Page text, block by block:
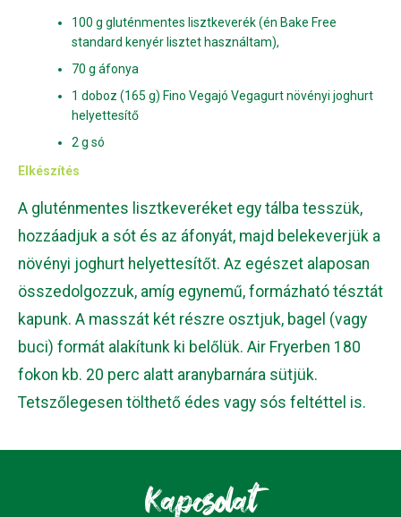
100 g gluténmentes lisztkeverék (én Bake Free
standard kenyér lisztet használtam),
70 g áfonya
1 doboz (165 g) Fino Vegajó Vegagurt növényi joghurt
helyettesítő
2 g só
Elkészítés
A gluténmentes lisztkeveréket egy tálba tesszük,
hozzáadjuk a sót és az áfonyát, majd belekeverjük a
növényi joghurt helyettesítőt. Az egészet alaposan
összedolgozzuk, amíg egynemű, formázható tésztát
kapunk. A masszát két részre osztjuk, bagel (vagy
buci) formát alakítunk ki belőlük. Air Fryerben 180
fokon kb. 20 perc alatt aranybarnára sütjük.
Tetszőlegesen tölthető édes vagy sós feltéttel is.
Kapcsolat